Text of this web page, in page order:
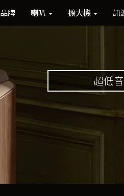
品牌 喇叭 擴大機 訊
超低